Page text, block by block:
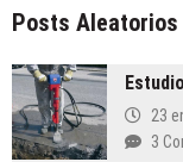
Posts Aleatorios
23
3